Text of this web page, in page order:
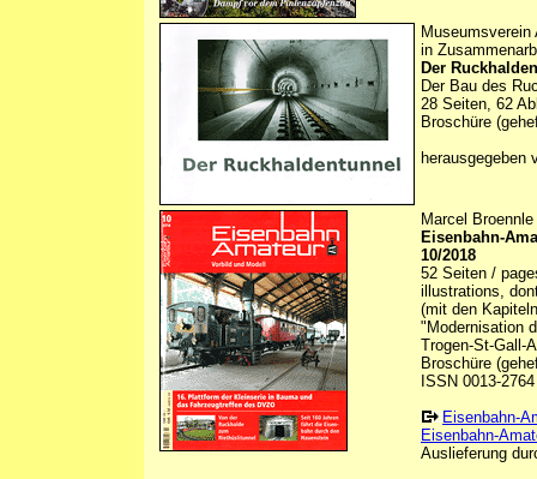
Museumsverein
in
Der
Der Bau des
28 Seiten, 62
Broschüre
herausgegeben
Marcel
Eisenbahn-
10/2018
52 Seiten /
illustrations,
(mit den
"Modernisation
Trogen-St-Gall-
Broschüre
ISSN 0013-2764
Eisenbahn-
Eisenbahn-
Auslieferung